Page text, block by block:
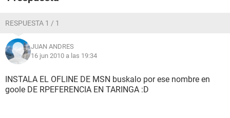
RESPUESTA 1 / 1
JUAN ANDRES
16 jun 2010 a las 19:34
INSTALA EL OFLINE DE MSN buskalo por ese nombre en
goole DE RPEFERENCIA EN TARINGA :D